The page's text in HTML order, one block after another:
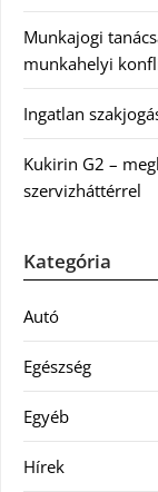
Munkajogi
munkahelyi
Ingatlan
Kukirin G2 –
szervizháttérrel
Kategória
Autó
Egészség
Egyéb
Hírek